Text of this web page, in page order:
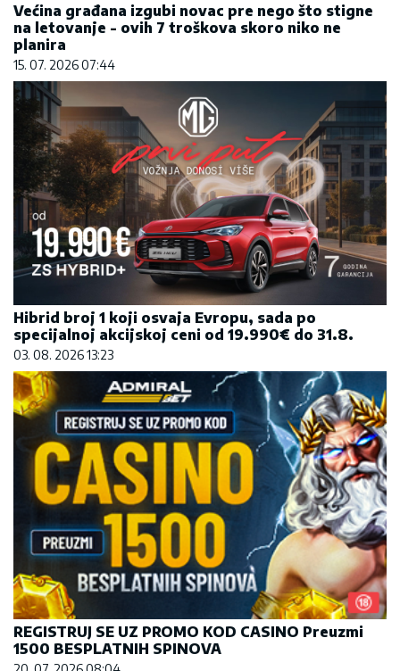
Većina građana izgubi novac pre nego što stigne
na letovanje - ovih 7 troškova skoro niko ne
planira
15. 07. 2026 07:44
Hibrid broj 1 koji osvaja Evropu, sada po
specijalnoj akcijskoj ceni od 19.990€ do 31.8.
03. 08. 2026 13:23
REGISTRUJ SE UZ PROMO KOD CASINO Preuzmi
1500 BESPLATNIH SPINOVA